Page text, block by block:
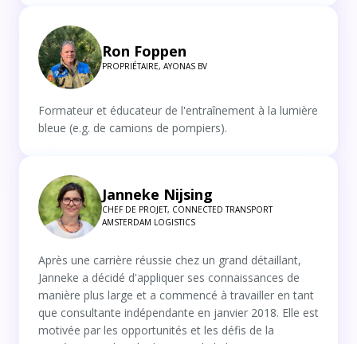
Ron Foppen
PROPRIÉTAIRE, AYONAS BV
Formateur et éducateur de l'entraînement à la lumière
bleue (e.g. de camions de pompiers).
Janneke Nijsing
CHEF DE PROJET, CONNECTED TRANSPORT
AMSTERDAM LOGISTICS
Après une carrière réussie chez un grand détaillant,
Janneke a décidé d'appliquer ses connaissances de
manière plus large et a commencé à travailler en tant
que consultante indépendante en janvier 2018. Elle est
motivée par les opportunités et les défis de la